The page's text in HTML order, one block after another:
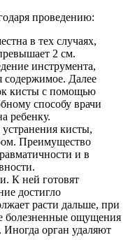
проведению:
в тех случаях,
2 см.
инструмента,
содержимое. Далее
кисты с помощью
способу врачи
ребенку.
кисты,
Преимущество
и в
К ней готовят
достигло
расти дальше, при
болезненные ощущения
Иногда орган удаляют